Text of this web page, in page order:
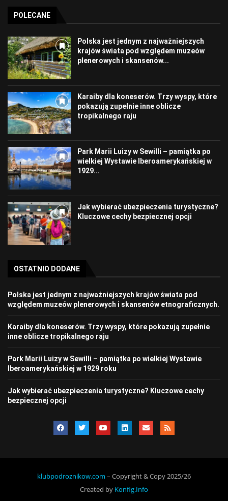
POLECANE
Polska jest jednym z najważniejszych
krajów świata pod względem muzeów
plenerowych i skansenów...
Karaiby dla koneserów. Trzy wyspy, które
pokazują zupełnie inne oblicze
tropikalnego raju
Park Marii Luizy w Sewilli – pamiątka po
wielkiej Wystawie Iberoamerykańskiej w
1929...
Jak wybierać ubezpieczenia turystyczne?
Kluczowe cechy bezpiecznej opcji
OSTATNIO DODANE
Polska jest jednym z najważniejszych krajów świata pod
względem muzeów plenerowych i skansenów etnograficznych.
Karaiby dla koneserów. Trzy wyspy, które pokazują zupełnie
inne oblicze tropikalnego raju
Park Marii Luizy w Sewilli – pamiątka po wielkiej Wystawie
Iberoamerykańskiej w 1929 roku
Jak wybierać ubezpieczenia turystyczne? Kluczowe cechy
bezpiecznej opcji
klubpodroznikow.com – Copyright & Copy 2025/26
Created by Konfig.Info